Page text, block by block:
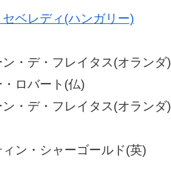
セベレディ(ハンガリー)
・デ・フレイタス(オランダ)
ロバート(仏)
・デ・フレイタス(オランダ)
ン・シャーゴールド(英)